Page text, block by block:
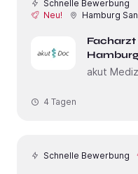
Schnelle Bewerbung
Neu!
Hamburg
Facharzt
akut
4 Tagen
Schnelle Bewerbung